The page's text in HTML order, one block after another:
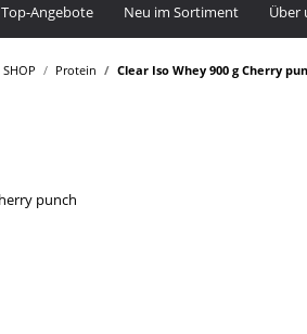
Top-Angebote Neu im Sortiment Über
SHOP Protein Clear Iso Whey 900 g Cherry